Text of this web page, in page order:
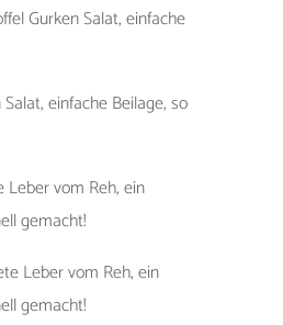
Gurken Salat, einfache
einfache Beilage, so
Leber vom Reh, ein
gemacht!
Leber vom Reh, ein
gemacht!